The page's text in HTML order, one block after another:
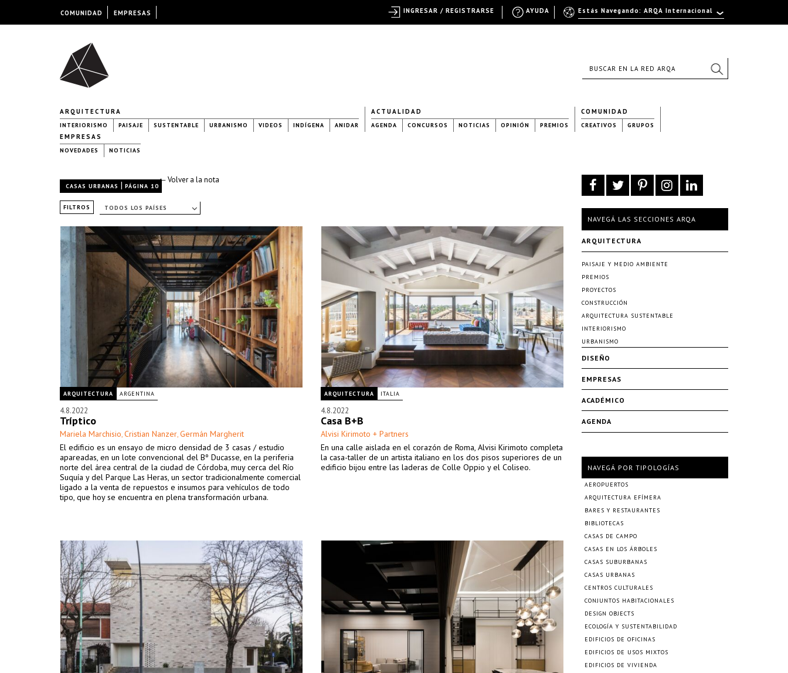
ARQUITECTURA
INTERIORISMO PAISAJE SUSTENTABLE URBANISMO VIDEOS INDÍGENA ANIDAR
ACTUALIDAD
AGENDA CONCURSOS NOTICIAS OPINIÓN PREMIOS
COMUNIDAD
CREATIVOS GRUPOS
EMPRESAS
NOVEDADES NOTICIAS
← Volver a la nota
CASAS URBANAS | PÁGINA 10
FILTROS TODOS LOS PAÍSES
ARQUITECTURA ARGENTINA
4.8.2022
Tríptico
Mariela Marchisio, Cristian Nanzer, Germán Margherit
El edificio es un ensayo de micro densidad de 3 casas / estudio
apareadas, en un lote convencional del Bº Ducasse, en la periferia
norte del área central de la ciudad de Córdoba, muy cerca del Río
Suquía y del Parque Las Heras, un sector tradicionalmente comercial
ligado a la venta de repuestos e insumos para vehículos de todo
tipo, que hoy se encuentra en plena transformación urbana.
ARQUITECTURA ITALIA
4.8.2022
Casa B+B
Alvisi Kirimoto + Partners
En una calle aislada en el corazón de Roma, Alvisi Kirimoto completa
la casa-taller de un artista italiano en los dos pisos superiores de un
edificio bijou entre las laderas de Colle Oppio y el Coliseo.
NAVEGÁ LAS SECCIONES ARQA
ARQUITECTURA
PAISAJE Y MEDIO AMBIENTE
PREMIOS
PROYECTOS
CONSTRUCCIÓN
ARQUITECTURA SUSTENTABLE
INTERIORISMO
URBANISMO
DISEÑO
EMPRESAS
ACADÉMICO
AGENDA
NAVEGÁ POR TIPOLOGÍAS
AEROPUERTOS
ARQUITECTURA EFÍMERA
BARES Y RESTAURANTES
BIBLIOTECAS
CASAS DE CAMPO
CASAS EN LOS ÁRBOLES
CASAS SUBURBANAS
CASAS URBANAS
CENTROS CULTURALES
CONJUNTOS HABITACIONALES
DESIGN OBJECTS
ECOLOGÍA Y SUSTENTABILIDAD
EDIFICIOS DE OFICINAS
EDIFICIOS DE USOS MIXTOS
EDIFICIOS DE VIVIENDA
COMUNIDAD EMPRESAS Estás Navegando: ARQA Internacional
AYUDA
INGRESAR / REGISTRARSE